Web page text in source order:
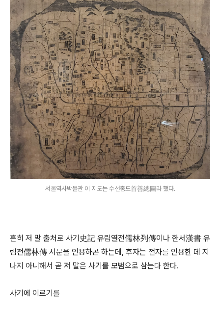
서울역사박물관 이 지도는 수선총도首善總圖라 했다.
흔히 저 말 출처로 사기史記 유림열전儒林列傳이나 한서漢書 유
림전儒林傳 서문을 인용하곤 하는데, 후자는 전자를 인용한 데 지
나지 아니해서 곧 저 말은 사기를 모범으로 삼는다 한다.
사기에 이르기를